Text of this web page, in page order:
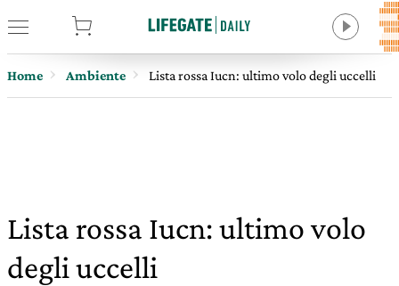
Home Ambiente Lista rossa Iucn: ultimo volo degli uccelli
Lista rossa Iucn: ultimo volo
degli uccelli